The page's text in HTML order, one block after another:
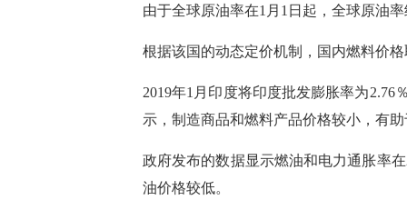
由于全球原油率在1月1日起，全球原油
根据该国的动态定价机制，国内燃料价
2019年1月印度将印度批发膨胀率为2.76
示，制造商品和燃料产品价格较小，有
政府发布的数据显示燃油和电力通胀率
油价格较低。